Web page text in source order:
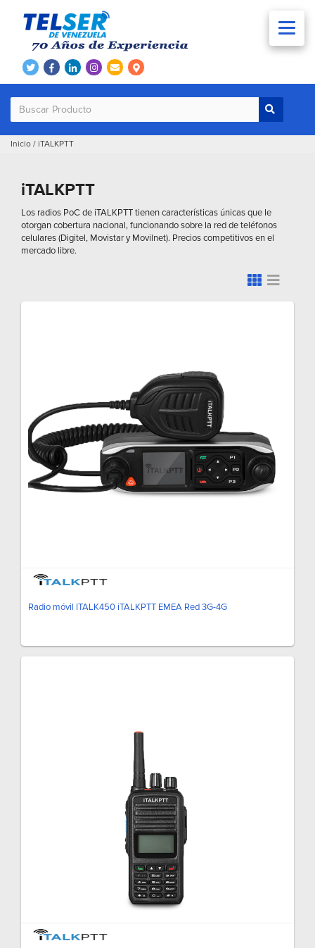
Inicio / iTALKPTT
iTALKPTT
Los radios PoC de iTALKPTT tienen características únicas que le
otorgan cobertura nacional, funcionando sobre la red de teléfonos
celulares (Digitel, Movistar y Movilnet). Precios competitivos en el
mercado libre.
Radio móvil ITALK450 iTALKPTT EMEA Red 3G-4G